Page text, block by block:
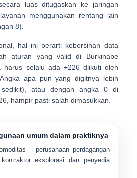
luas ditugaskan ke jaringan
menggunakan rentang lain
8).
hal ini berarti kebersihan data
aturan yang valid di Burkinabe
harus selalu ada +226 diikuti oleh
apa pun yang digitnya lebih
atau dengan angka 0 di
hampir pasti salah dimasukkan.
umum dalam praktiknya
– perusahaan perdagangan
eksplorasi dan penyedia